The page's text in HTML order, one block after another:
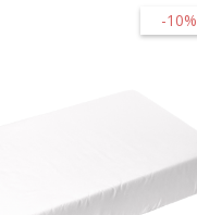
-10%